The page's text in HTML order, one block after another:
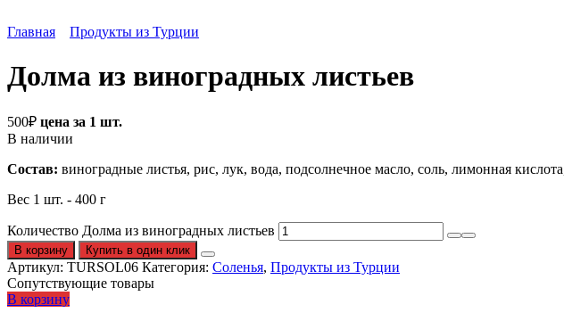
Главная Продукты из Турции
Долма из виноградных листьев
500₽ цена за 1 шт.
В наличии
Состав: виноградные листья, рис, лук, вода, подсолнечное масло, соль, лимонная
Вес 1 шт. - 400 г
Количество Долма из виноградных листьев
В корзину Купить в один клик
Артикул: TURSOL06 Категория: Соленья, Продукты из Турции
Сопутствующие товары
В корзину